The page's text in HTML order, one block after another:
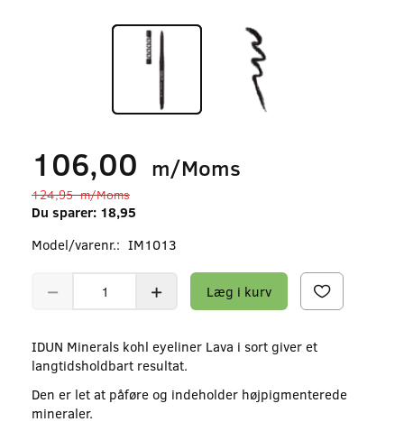
106,00 m/Moms
124,95m/Moms
Du sparer: 18,95
Model/varenr.: IM1013
Læg i kurv
IDUN Minerals kohl eyeliner Lava i sort giver et
langtidsholdbart resultat.
Den er let at påføre og indeholder højpigmenterede
mineraler.